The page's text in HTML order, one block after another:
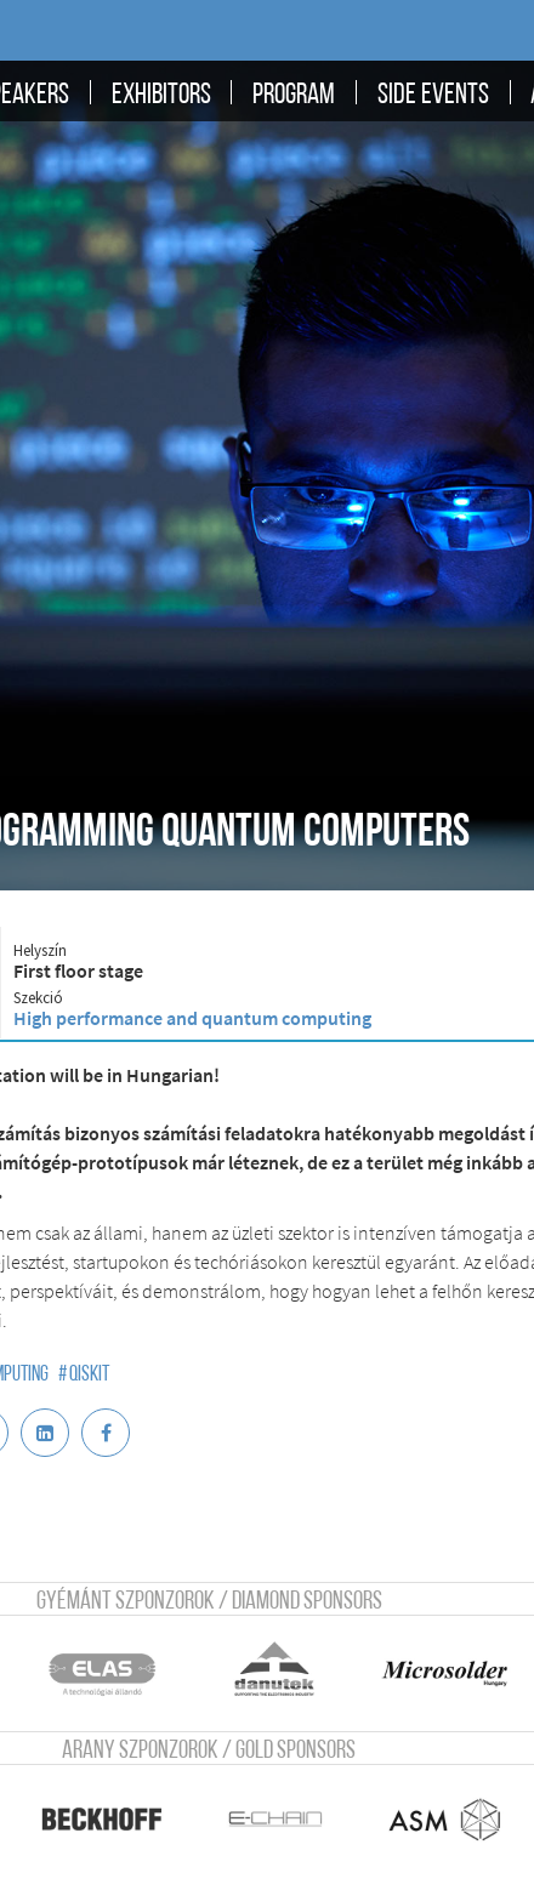
EXHIBITORS PROGRAM SIDE EVENTS
quantum computers
Helyszín
First floor stage
Szekció
High performance and quantum computing
will be in Hungarian!
bizonyos számítási feladatokra hatékonyabb megoldást
prototípusok már léteznek, de ez a terület még inkább
csak az állami, hanem az üzleti szektor is intenzíven
startupokon és techóriásokon keresztül egyaránt. Az
perspektíváit, és demonstrálom, hogy hogyan lehet a felhőn
#qiskit
Gyémánt szponzorok / Diamond sponsors
Arany szponzorok / Gold sponsors